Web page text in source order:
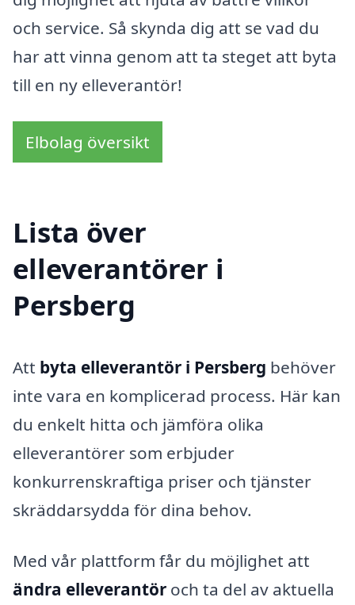
och service. Så skynda dig att se vad du
har att vinna genom att ta steget att byta
till en ny elleverantör!
Elbolag översikt
Lista över
elleverantörer i
Persberg
Att byta elleverantör i Persberg behöver
inte vara en komplicerad process. Här kan
du enkelt hitta och jämföra olika
elleverantörer som erbjuder
konkurrenskraftiga priser och tjänster
skräddarsydda för dina behov.
Med vår plattform får du möjlighet att
ändra elleverantör och ta del av aktuella